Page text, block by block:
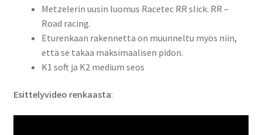
Metzelerin uusin luomus Racetec RR slick. RR –
Road racing.
Eturenkaan rakennetta on muunneltu myös niin,
että se takaa maksimaalisen pidon.
K1 soft ja K2 medium seos
Esittelyvideo renkaasta: